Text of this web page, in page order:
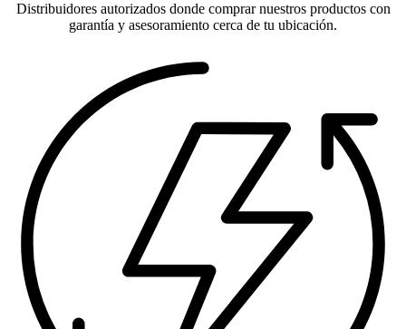
Distribuidores autorizados donde comprar nuestros productos con
garantía y asesoramiento cerca de tu ubicación.